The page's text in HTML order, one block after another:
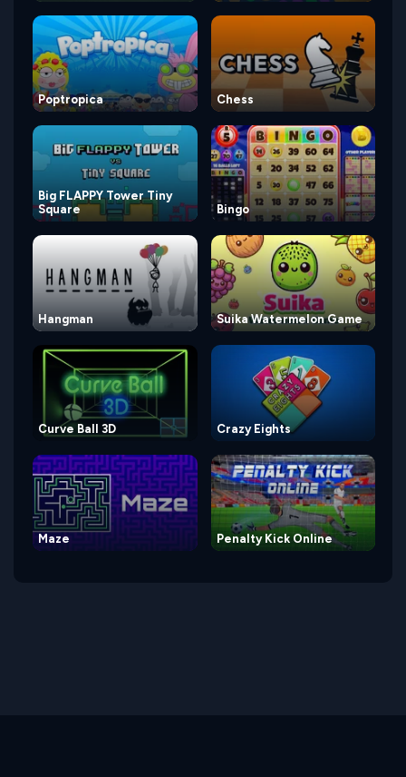
Poptropica Chess
Big FLAPPY Tower Tiny
Square
Bingo
Hangman Suika Watermelon Game
Curve Ball 3D Crazy Eights
Maze Penalty Kick Online